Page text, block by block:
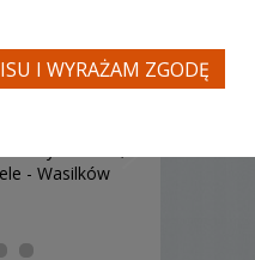
I WYRAŻAM ZGODĘ